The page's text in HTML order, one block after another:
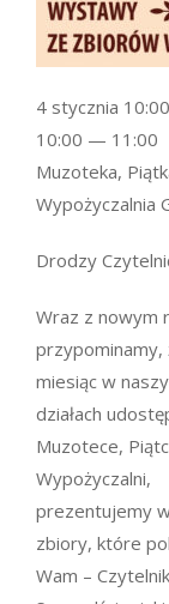
Drodzy
Wraz z nowym
przypominamy,
miesiąc w
działach
Muzotece,
Wypożyczalni,
prezentujemy
zbiory, które
Wam –
4 stycznia 10:00
10:00 — 11:00
Muzoteka,
Wypożyczalnia